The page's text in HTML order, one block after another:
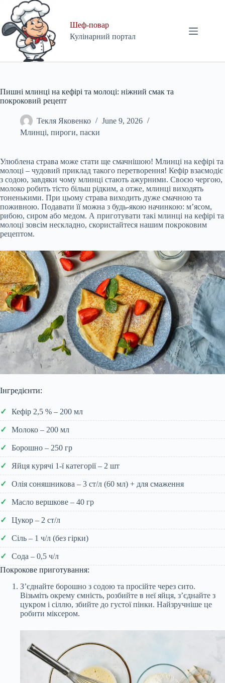
content
Шеф-повар
Кулінарний портал
Пишні млинці на кефірі та молоці: ніжний смак та
покроковий рецепт
Текля Яковенко
June 9, 2026
Млинці, пироги, паски
Улюблена страва може стати ще смачнішою! Млинці на кефірі та
молоці – чудовий приклад такого перетворення! Кефір взаємодіє
з содою, завдяки чому млинці стають ажурними. Своєю чергою,
молоко робить тісто більш рідким, а отже, млинці виходять
тоненькими. При цьому страва виходить дуже смачною та
поживною. Подавати її можна з будь-якою начинкою: м’ясом,
рибою, сиром або медом. А приготувати такі млинці на кефірі та
молоці зовсім нескладно, скористайтеся нашим покроковим
рецептом.
Інгредієнти:
Кефір 2,5 % – 200 мл
Молоко – 200 мл
Борошно – 250 гр
Яйця курячі 1-ї категорії – 2 шт
Олія соняшникова – 3 ст/л (60 мл) + для смаження
Масло вершкове – 40 гр
Цукор – 2 ст/л
Сіль – 1 ч/л (без гірки)
Сода – 0,5 ч/л
Покрокове приготування:
З’єднайте борошно з содою та просійте через сито.
Візьміть окрему ємність, розбийте в неї яйця, з’єднайте з
цукром і сіллю, збийте до густої пінки. Найзручніше це
робити міксером.